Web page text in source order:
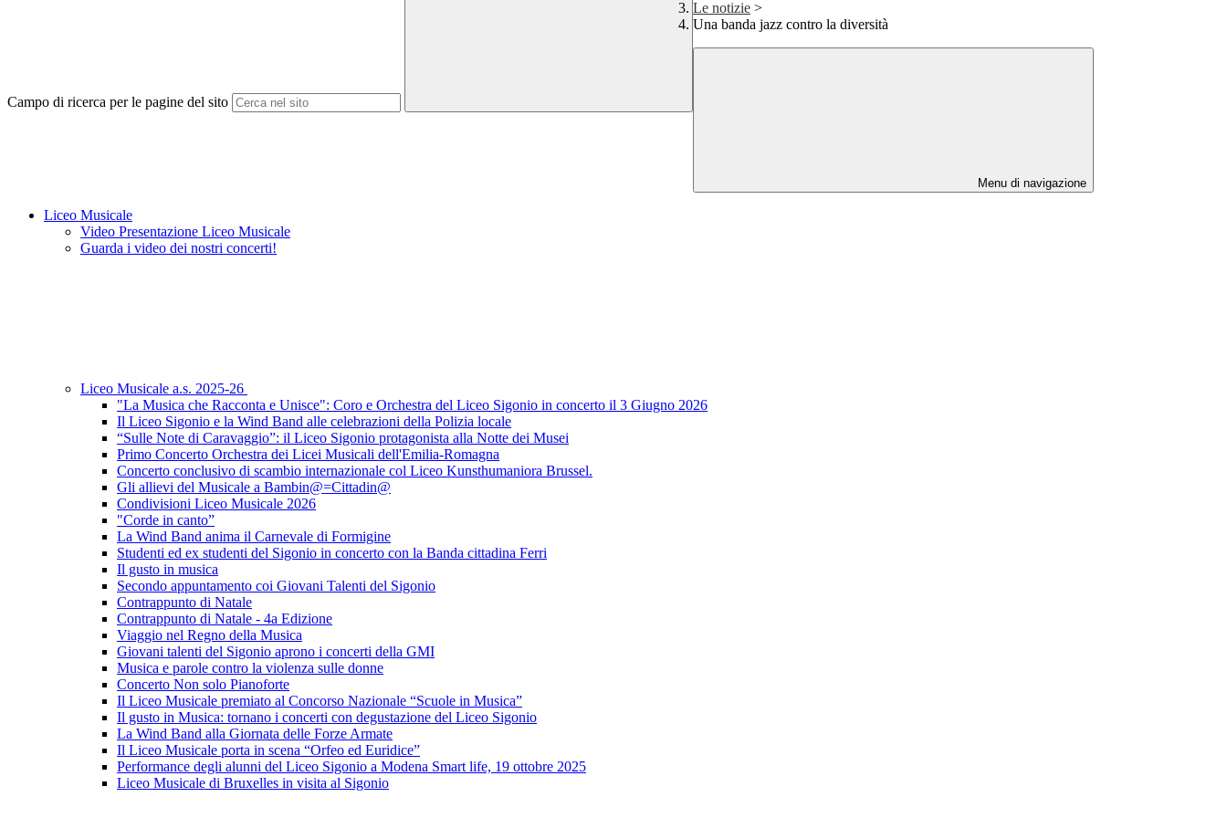
Campo di ricerca per le pagine del sito
Le notizie >
Una banda jazz contro la diversità
Menu di navigazione
Liceo Musicale
Video Presentazione Liceo Musicale
Guarda i video dei nostri concerti!
Liceo Musicale a.s. 2025-26
"La Musica che Racconta e Unisce": Coro e Orchestra del Liceo Sigonio in concerto il 3 Giugno 2026
Il Liceo Sigonio e la Wind Band alle celebrazioni della Polizia locale
“Sulle Note di Caravaggio”: il Liceo Sigonio protagonista alla Notte dei Musei
Primo Concerto Orchestra dei Licei Musicali dell'Emilia-Romagna
Concerto conclusivo di scambio internazionale col Liceo Kunsthumaniora Brussel.
Gli allievi del Musicale a Bambin@=Cittadin@
Condivisioni Liceo Musicale 2026
"Corde in canto”
La Wind Band anima il Carnevale di Formigine
Studenti ed ex studenti del Sigonio in concerto con la Banda cittadina Ferri
Il gusto in musica
Secondo appuntamento coi Giovani Talenti del Sigonio
Contrappunto di Natale
Contrappunto di Natale - 4a Edizione
Viaggio nel Regno della Musica
Giovani talenti del Sigonio aprono i concerti della GMI
Musica e parole contro la violenza sulle donne
Concerto Non solo Pianoforte
Il Liceo Musicale premiato al Concorso Nazionale “Scuole in Musica”
Il gusto in Musica: tornano i concerti con degustazione del Liceo Sigonio
La Wind Band alla Giornata delle Forze Armate
Il Liceo Musicale porta in scena “Orfeo ed Euridice”
Performance degli alunni del Liceo Sigonio a Modena Smart life, 19 ottobre 2025
Liceo Musicale di Bruxelles in visita al Sigonio